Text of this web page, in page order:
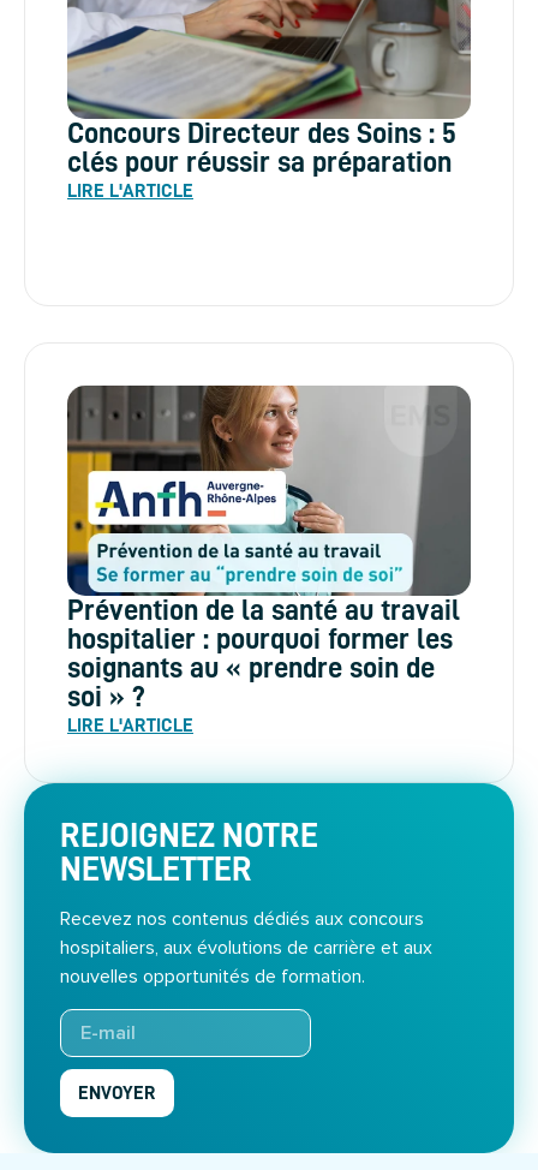
Concours Directeur des Soins : 5
clés pour réussir sa préparation
LIRE L'ARTICLE
Prévention de la santé au travail
hospitalier : pourquoi former les
soignants au « prendre soin de
soi » ?
LIRE L'ARTICLE
REJOIGNEZ NOTRE
NEWSLETTER
Recevez nos contenus dédiés aux concours
hospitaliers, aux évolutions de carrière et aux
nouvelles opportunités de formation.
ENVOYER